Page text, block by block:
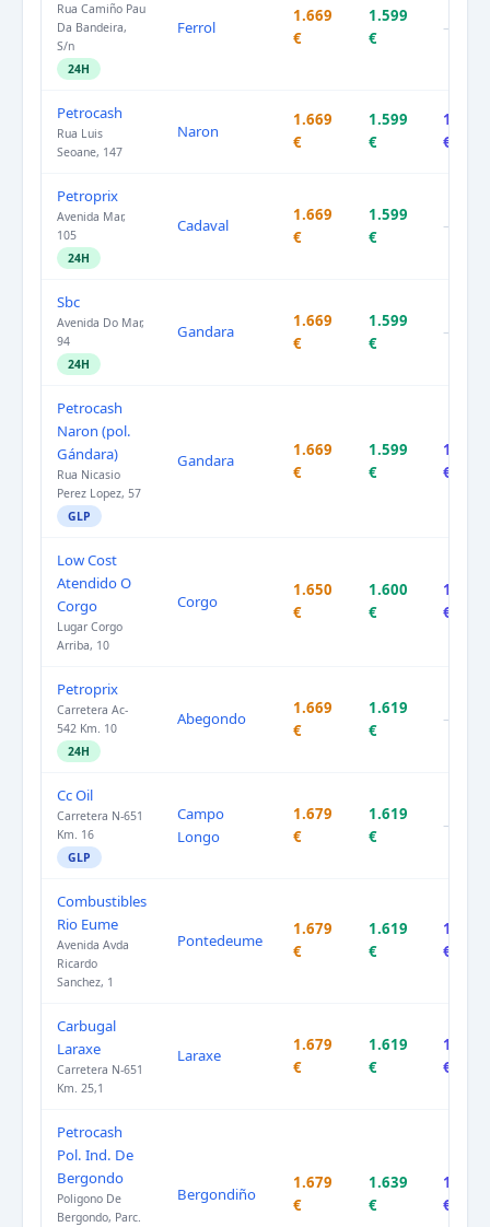
Rua Camiño Pau
Da Bandeira,
S/n
24H
Ferrol
1.669
€
1.599
€
–
Petrocash
Rua Luis
Seoane, 147
Naron
1.669
€
1.599
€
1.739
€
Petroprix
Avenida Mar,
105
24H
Cadaval
1.669
€
1.599
€
–
Sbc
Avenida Do Mar,
94
24H
Gandara
1.669
€
1.599
€
–
Petrocash
Naron (pol.
Gándara)
Rua Nicasio
Perez Lopez, 57
GLP
Gandara
1.669
€
1.599
€
1.739
€
Low Cost
Atendido O
Corgo
Lugar Corgo
Arriba, 10
Corgo
1.650
€
1.600
€
1.700
€
Petroprix
Carretera Ac-
542 Km. 10
24H
Abegondo
1.669
€
1.619
€
–
Cc Oil
Carretera N-651
Km. 16
GLP
Campo
Longo
1.679
€
1.619
€
–
Combustibles
Rio Eume
Avenida Avda
Ricardo
Sanchez, 1
Pontedeume
1.679
€
1.619
€
1.759
€
Carbugal
Laraxe
Carretera N-651
Km. 25,1
Laraxe
1.679
€
1.619
€
1.779
€
Petrocash
Pol. Ind. De
Bergondo
Poligono De
Bergondo, Parc.
Bergondiño
1.679
€
1.639
€
1.779
€